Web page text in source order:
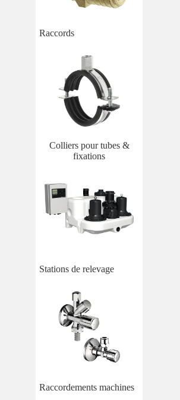
Raccords
Colliers pour tubes &
fixations
Stations de relevage
Raccordements machines